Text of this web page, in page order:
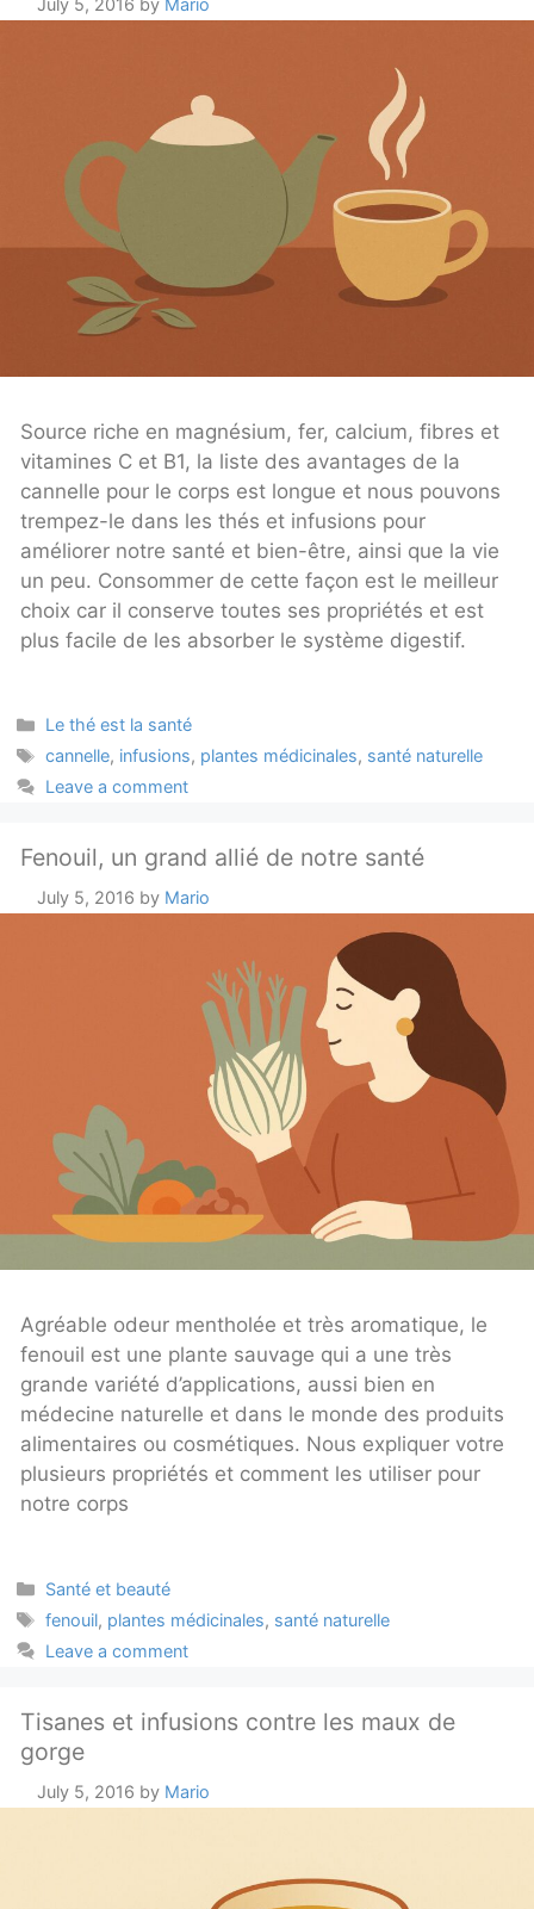
Source riche en magnésium, fer, calcium, fibres et
vitamines C et B1, la liste des avantages de la
cannelle pour le corps est longue et nous pouvons
trempez-le dans les thés et infusions pour
améliorer notre santé et bien-être, ainsi que la vie
un peu. Consommer de cette façon est le meilleur
choix car il conserve toutes ses propriétés et est
plus facile de les absorber le système digestif.
Categories
Le thé est la santé
Tags
cannelle, infusions, plantes médicinales, santé naturelle
Leave a comment
Fenouil, un grand allié de notre santé
July 5, 2016 by Mario
Agréable odeur mentholée et très aromatique, le
fenouil est une plante sauvage qui a une très
grande variété d’applications, aussi bien en
médecine naturelle et dans le monde des produits
alimentaires ou cosmétiques. Nous expliquer votre
plusieurs propriétés et comment les utiliser pour
notre corps
Categories
Santé et beauté
Tags
fenouil, plantes médicinales, santé naturelle
Leave a comment
Tisanes et infusions contre les maux de
gorge
July 5, 2016 by Mario